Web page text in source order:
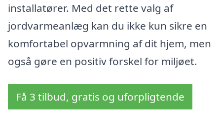
installatører. Med det rette valg af
jordvarmeanlæg kan du ikke kun sikre en
komfortabel opvarmning af dit hjem, men
også gøre en positiv forskel for miljøet.
Få 3 tilbud, gratis og uforpligtende